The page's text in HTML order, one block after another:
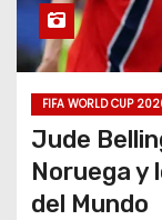
FIFA WORLD CUP
Jude
Noruega y
del Mundo